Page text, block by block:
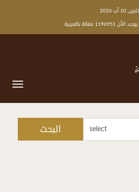
يوجد الآن 1196951 مقالة بالعربية
select البحث